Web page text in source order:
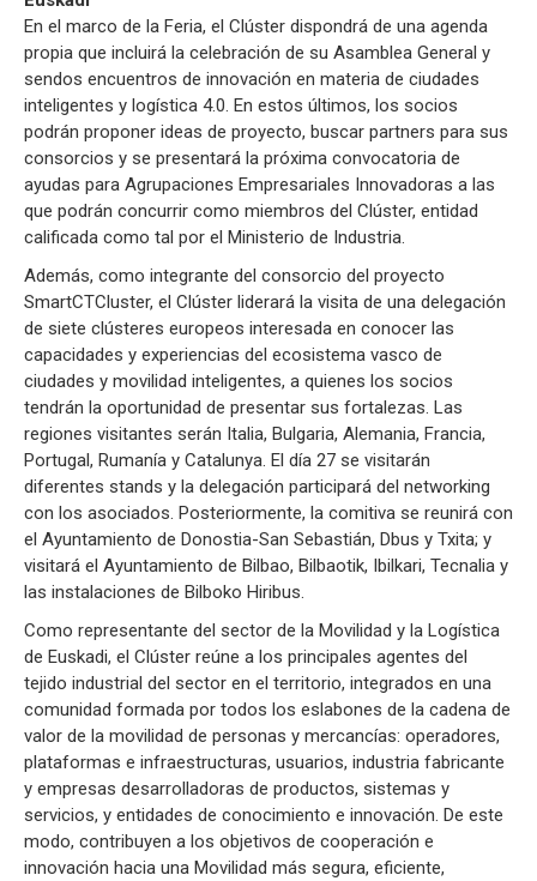
En el marco de la Feria, el Clúster dispondrá de una agenda
propia que incluirá la celebración de su Asamblea General y
sendos encuentros de innovación en materia de ciudades
inteligentes y logística 4.0. En estos últimos, los socios
podrán proponer ideas de proyecto, buscar partners para sus
consorcios y se presentará la próxima convocatoria de
ayudas para Agrupaciones Empresariales Innovadoras a las
que podrán concurrir como miembros del Clúster, entidad
calificada como tal por el Ministerio de Industria.
Además, como integrante del consorcio del proyecto
SmartCTCluster, el Clúster liderará la visita de una delegación
de siete clústeres europeos interesada en conocer las
capacidades y experiencias del ecosistema vasco de
ciudades y movilidad inteligentes, a quienes los socios
tendrán la oportunidad de presentar sus fortalezas. Las
regiones visitantes serán Italia, Bulgaria, Alemania, Francia,
Portugal, Rumanía y Catalunya. El día 27 se visitarán
diferentes stands y la delegación participará del networking
con los asociados. Posteriormente, la comitiva se reunirá con
el Ayuntamiento de Donostia-San Sebastián, Dbus y Txita; y
visitará el Ayuntamiento de Bilbao, Bilbaotik, Ibilkari, Tecnalia y
las instalaciones de Bilboko Hiribus.
Como representante del sector de la Movilidad y la Logística
de Euskadi, el Clúster reúne a los principales agentes del
tejido industrial del sector en el territorio, integrados en una
comunidad formada por todos los eslabones de la cadena de
valor de la movilidad de personas y mercancías: operadores,
plataformas e infraestructuras, usuarios, industria fabricante
y empresas desarrolladoras de productos, sistemas y
servicios, y entidades de conocimiento e innovación. De este
modo, contribuyen a los objetivos de cooperación e
innovación hacia una Movilidad más segura, eficiente,